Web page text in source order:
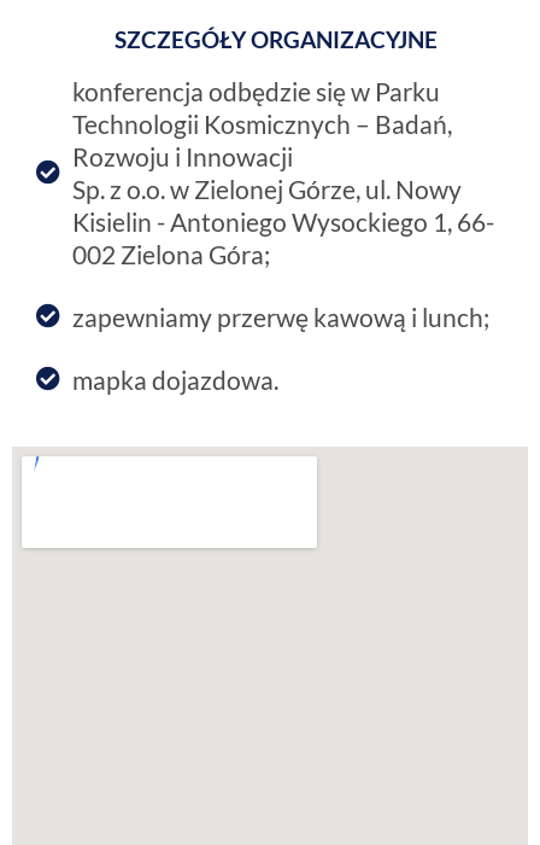
SZCZEGÓŁY ORGANIZACYJNE
konferencja odbędzie się w Parku
Technologii Kosmicznych – Badań,
Rozwoju i Innowacji
Sp. z o.o. w Zielonej Górze, ul. Nowy
Kisielin - Antoniego Wysockiego 1, 66-
002 Zielona Góra;
zapewniamy przerwę kawową i lunch;
mapka dojazdowa.